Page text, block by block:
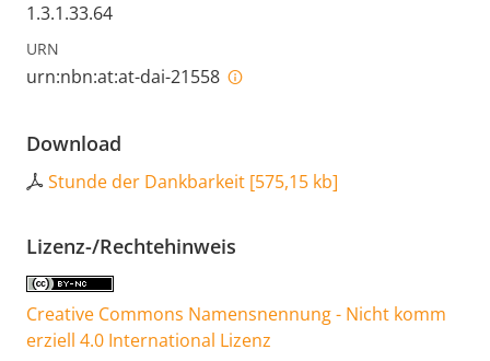
1.3.1.33.64
URN
urn:nbn:at:at-dai-21558
Download
Stunde der Dankbarkeit [575,15 kb]
Lizenz-/Rechtehinweis
Creative Commons Namensnennung - Nicht komm
erziell 4.0 International Lizenz